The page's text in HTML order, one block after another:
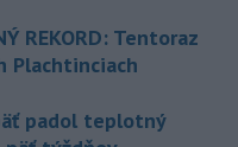
REKORD: Tentoraz
Plachtinciach
padol teplotný